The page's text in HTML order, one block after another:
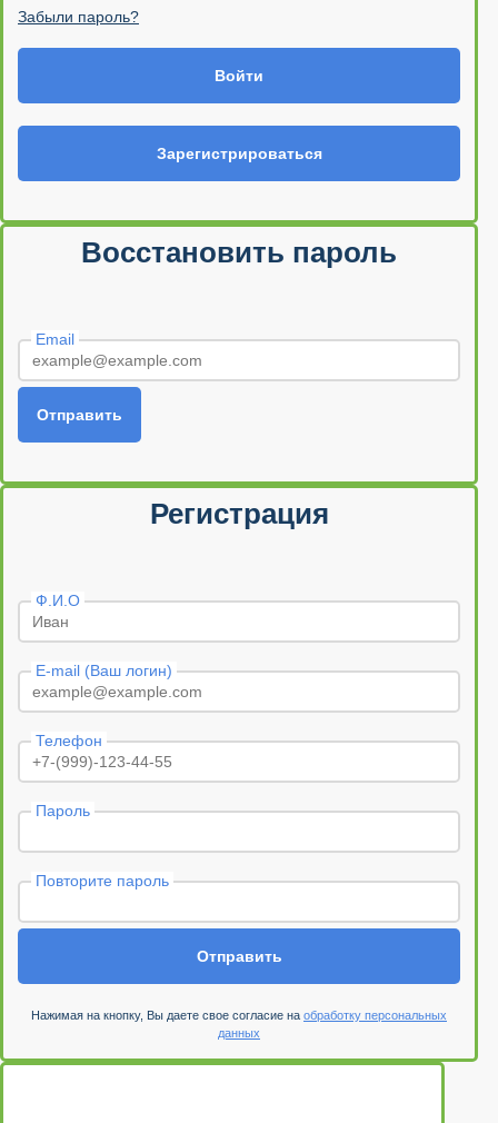
Забыли пароль?
Войти
Зарегистрироваться
Восстановить пароль
Email
Отправить
Регистрация
Ф.И.О
E-mail (Ваш логин)
Телефон
Пароль
Повторите пароль
Отправить
Нажимая на кнопку, Вы даете свое согласие на обработку персональных
данных